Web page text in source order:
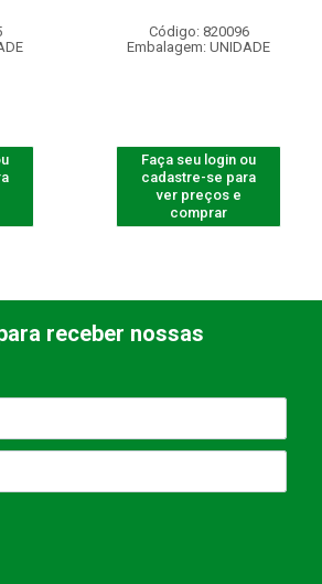
Código: 820096
Embalagem: UNIDADE
Faça seu login ou
cadastre-se para
ver preços e
comprar
receber nossas